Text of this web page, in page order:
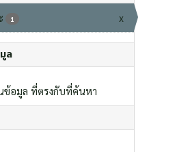
1 x
ล
อมูล ที่ตรงกับที่ค้นหา